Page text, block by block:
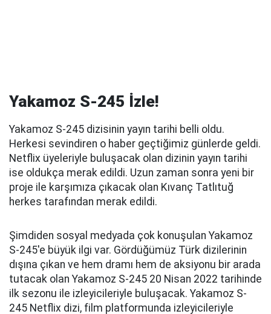
Yakamoz S-245 İzle!
Yakamoz S-245 dizisinin yayın tarihi belli oldu.
Herkesi sevindiren o haber geçtiğimiz günlerde geldi.
Netflix üyeleriyle buluşacak olan dizinin yayın tarihi
ise oldukça merak edildi. Uzun zaman sonra yeni bir
proje ile karşımıza çıkacak olan Kıvanç Tatlıtuğ
herkes tarafından merak edildi.
Şimdiden sosyal medyada çok konuşulan Yakamoz
S-245'e büyük ilgi var. Gördüğümüz Türk dizilerinin
dışına çıkan ve hem dramı hem de aksiyonu bir arada
tutacak olan Yakamoz S-245 20 Nisan 2022 tarihinde
ilk sezonu ile izleyicileriyle buluşacak. Yakamoz S-
245 Netflix dizi, film platformunda izleyicileriyle